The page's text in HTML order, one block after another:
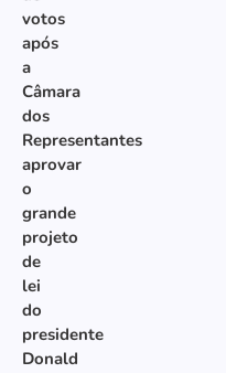
votos
após
a
Câmara
dos
Representantes
aprovar
o
grande
projeto
de
lei
do
presidente
Donald